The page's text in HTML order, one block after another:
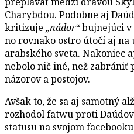
Charybdou. Podobne aj
kritizuje „nádor“bujnejúci v
no rovnako ostro útočí aj na
arabského sveta. Nakoniec
nebolo nič iné, než
názorov a postojov.
Avšak to, že sa aj samotný
rozhodol fatwu proti
statusu na svojom